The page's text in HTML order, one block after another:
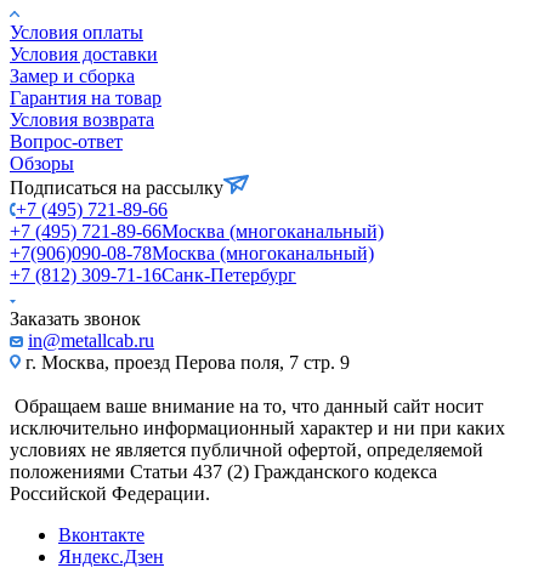
Условия оплаты
Условия доставки
Замер и сборка
Гарантия на товар
Условия возврата
Вопрос-ответ
Обзоры
Подписаться на рассылку
+7 (495) 721-89-66
+7 (495) 721-89-66Москва (многоканальный)
+7(906)090-08-78Москва (многоканальный)
+7 (812) 309-71-16Санк-Петербург
Заказать звонок
in@metallcab.ru
г. Москва, проезд Перова поля, 7 стр. 9
Обращаем ваше внимание на то, что данный сайт носит
исключительно информационный характер и ни при каких
условиях не является публичной офертой, определяемой
положениями Статьи 437 (2) Гражданского кодекса
Российской Федерации.
Вконтакте
Яндекс.Дзен